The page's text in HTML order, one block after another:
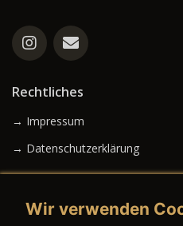
Rechtliches
→ Impressum
→ Datenschutzerklärung
Wir verwenden